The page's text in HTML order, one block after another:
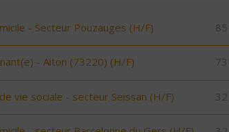
- Secteur Pouzauges (H/F)
- Aiton (73220) (H/F)
vie sociale - secteur Seissan (H/F)